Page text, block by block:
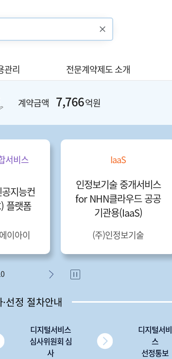
관리 전문계약제도 소개
계약금액 7,766억원
서비스
지능컨
플랫폼
이아이
IaaS
인정보기술 중개서비스
for NHN클라우드 공공
기관용(IaaS)
(주)인정보기술
선정 절차안내
디지털서비스
심사위원회 심
사
디지털서비
스
선정통보